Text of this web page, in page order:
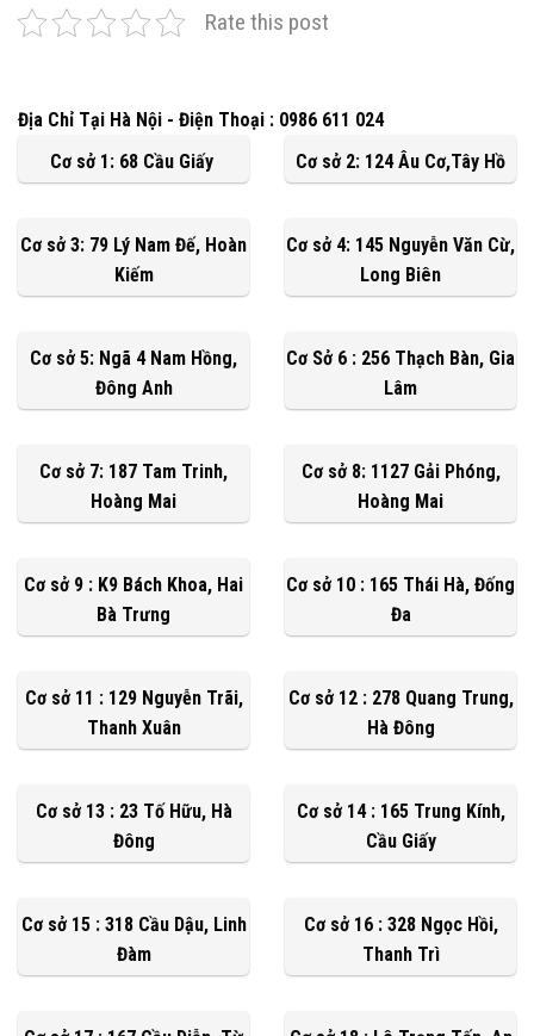
Rate this post
Địa Chỉ Tại Hà Nội - Điện Thoại : 0986 611 024
Cơ sở 1: 68 Cầu Giấy
Cơ sở 2: 124 Âu Cơ,Tây Hồ
Cơ sở 3: 79 Lý Nam Đế, Hoàn
Kiếm
Cơ sở 4: 145 Nguyễn Văn Cừ,
Long Biên
Cơ sở 5: Ngã 4 Nam Hồng,
Đông Anh
Cơ Sở 6 : 256 Thạch Bàn, Gia
Lâm
Cơ sở 7: 187 Tam Trinh,
Hoàng Mai
Cơ sở 8: 1127 Gải Phóng,
Hoàng Mai
Cơ sở 9 : K9 Bách Khoa, Hai
Bà Trưng
Cơ sở 10 : 165 Thái Hà, Đống
Đa
Cơ sở 11 : 129 Nguyễn Trãi,
Thanh Xuân
Cơ sở 12 : 278 Quang Trung,
Hà Đông
Cơ sở 13 : 23 Tố Hữu, Hà
Đông
Cơ sở 14 : 165 Trung Kính,
Cầu Giấy
Cơ sở 15 : 318 Cầu Dậu, Linh
Đàm
Cơ sở 16 : 328 Ngọc Hồi,
Thanh Trì